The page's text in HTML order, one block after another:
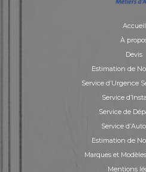
Accueil
À
Devis
Estimation de
Service d’Urgence
Service
Service de
Service
Estimation de
Marques et
Mentions